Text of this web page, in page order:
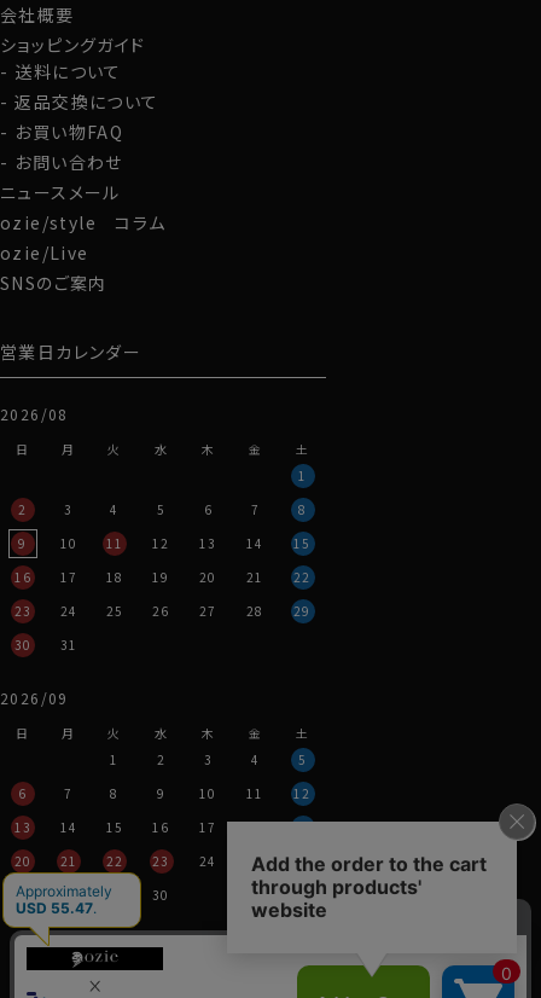
会社概要
ショッピングガイド
送料について
返品交換について
お買い物FAQ
お問い合わせ
ニュースメール
ozie/style コラム
ozie/Live
SNSのご案内
営業日カレンダー
2026/08
日 月 火 水 木 金
土
1
2
3 4 5 6 7
8
9
10 11 12 13 14
15
16
17 18 19 20 21
22
23
24 25 26 27 28
29
30
31
2026/09
日 月 火 水 木 金
土
1
2 3 4
5
6
7 8 9 10 11
12
13
14 15 16 17 18
19
20
21 22 23 24 25
26
27
28 29 30
営業時間：平日11時～17時
定休日：土・日・祝